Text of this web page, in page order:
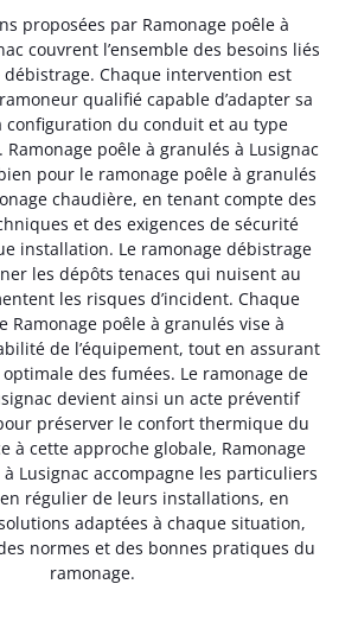
proposées par Ramonage poêle à
couvrent l’ensemble des besoins liés
Chaque intervention est
qualifié capable d’adapter sa
configuration du conduit et au type
Ramonage poêle à granulés à Lusignac
pour le ramonage poêle à granulés
chaudière, en tenant compte des
et des exigences de sécurité
installation. Le ramonage débistrage
les dépôts tenaces qui nuisent au
les risques d’incident. Chaque
Ramonage poêle à granulés vise à
de l’équipement, tout en assurant
des fumées. Le ramonage de
devient ainsi un acte préventif
préserver le confort thermique du
à cette approche globale, Ramonage
Lusignac accompagne les particuliers
régulier de leurs installations, en
adaptées à chaque situation,
normes et des bonnes pratiques du
ramonage.